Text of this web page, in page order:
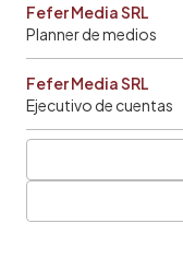
Fefer Media SRL
Planner de medios
Fefer Media SRL
Ejecutivo de cuentas